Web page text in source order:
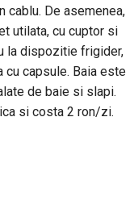
cablu. De asemenea,
utilata, cu cuptor si
la dispozitie frigider,
cu capsule. Baia este
de baie si slapi.
si costa 2 ron/zi.